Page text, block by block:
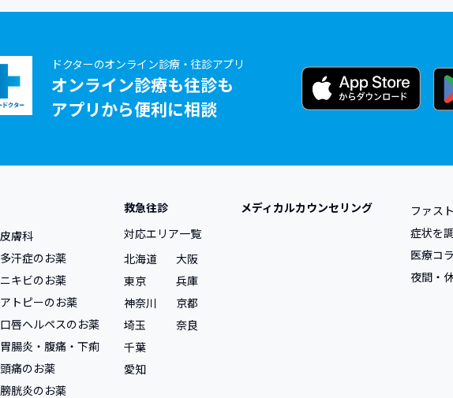
上記には当てはまらないが、医師の診察を受けたい
ドクターのオンライン診療・往診アプリ
オンライン診療も往診も
アプリから便利に相談
皮膚科
多汗症のお薬
ニキビのお薬
アトピーのお薬
口唇ヘルペスのお薬
胃腸炎・腹痛・下痢
頭痛のお薬
膀胱炎のお薬
救急往診
対応エリア一覧
北海道
東京
神奈川
埼玉
千葉
愛知
大阪
兵庫
京都
奈良
メディカルカウンセリング
ファス
症状を
医療コ
夜間・